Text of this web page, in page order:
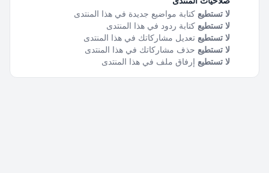
لا تستطيع كتابة مواضيع جديدة في هذا المنتدى
لا تستطيع كتابة ردود في هذا المنتدى
لا تستطيع تعديل مشاركاتك في هذا المنتدى
لا تستطيع حذف مشاركاتك في هذا المنتدى
لا تستطيع إرفاق ملف في هذا المنتدى